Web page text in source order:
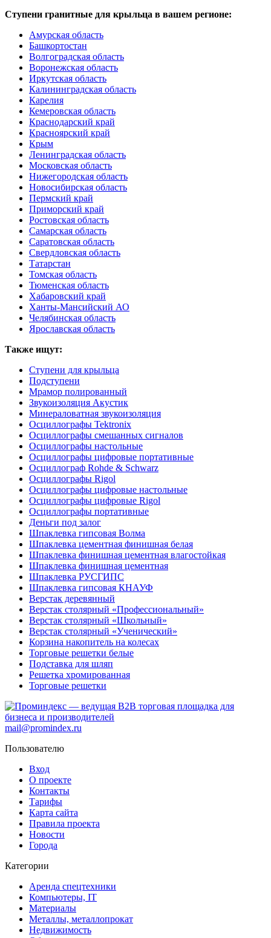
Ступени гранитные для крыльца в вашем регионе:
Амурская область
Башкортостан
Волгоградская область
Воронежская область
Иркутская область
Калининградская область
Карелия
Кемеровская область
Краснодарский край
Красноярский край
Крым
Ленинградская область
Московская область
Нижегородская область
Новосибирская область
Пермский край
Приморский край
Ростовская область
Самарская область
Саратовская область
Свердловская область
Татарстан
Томская область
Тюменская область
Хабаровский край
Ханты-Мансийский АО
Челябинская область
Ярославская область
Также ищут:
Ступени для крыльца
Подступени
Мрамор полированный
Звукоизоляция Акустик
Минераловатная звукоизоляция
Осциллографы Tektronix
Осциллографы смешанных сигналов
Осциллографы настольные
Осциллографы цифровые портативные
Осциллограф Rohde & Schwarz
Осциллографы Rigol
Осциллографы цифровые настольные
Осциллографы цифровые Rigol
Осциллографы портативные
Деньги под залог
Шпаклевка гипсовая Волма
Шпаклевка цементная финишная белая
Шпаклевка финишная цементная влагостойкая
Шпаклевка финишная цементная
Шпаклевка РУСГИПС
Шпаклевка гипсовая КНАУФ
Верстак деревянный
Верстак столярный «Профессиональный»
Верстак столярный «Школьный»
Верстак столярный «Ученический»
Корзина накопитель на колесах
Торговые решетки белые
Подставка для шляп
Решетка хромированная
Торговые решетки
mail@promindex.ru
Пользователю
Вход
О проекте
Контакты
Тарифы
Карта сайта
Правила проекта
Новости
Города
Категории
Аренда спецтехники
Компьютеры, IT
Материалы
Металлы, металлопрокат
Недвижимость